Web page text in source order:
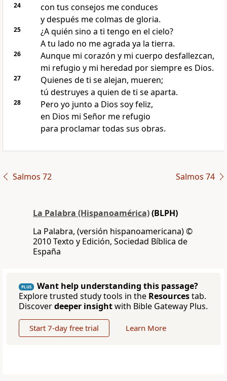
24
con tus consejos me conduces
y después me colmas de gloria.
25
¿A quién sino a ti tengo en el cielo?
A tu lado no me agrada ya la tierra.
26
Aunque mi corazón y mi cuerpo desfallezcan,
mi refugio y mi heredad por siempre es Dios.
27
Quienes de ti se alejan, mueren;
tú destruyes a quien de ti se aparta.
28
Pero yo junto a Dios soy feliz,
en Dios mi Señor me refugio
para proclamar todas sus obras.
Salmos 72 Salmos 74
La Palabra (Hispanoamérica)(BLPH)
La Palabra, (versión hispanoamericana) ©
2010 Texto y Edición, Sociedad Bíblica de
España
PLUS
Want help understanding this passage?
Explore trusted study tools in the Resourcestab.
Discoverdeeper insightwith Bible Gateway Plus.
Start 7-day free trial Learn More